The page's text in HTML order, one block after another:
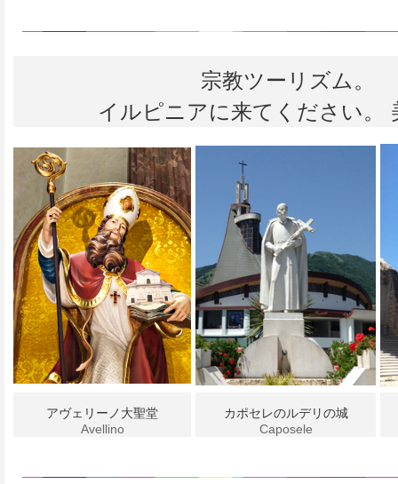
宗教ツーリズム。
イルピニアに来てください。
アヴェリーノ大聖堂
Avellino
カポセレのルデリの城
Caposele